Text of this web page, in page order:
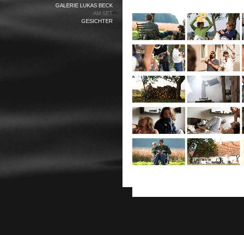
GALERIE LUKAS BECK
AM SET
GESICHTER